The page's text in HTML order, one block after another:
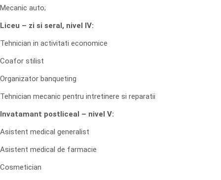
Mecanic auto;
Liceu – zi si seral, nivel IV:
Tehnician in activitati economice
Coafor stilist
Organizator banqueting
Tehnician mecanic pentru intretinere si reparatii
Invatamant postliceal – nivel V:
Asistent medical generalist
Asistent medical de farmacie
Cosmetician